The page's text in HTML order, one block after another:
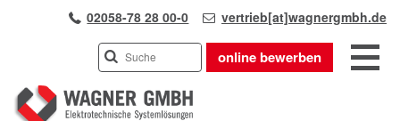
02058-78 28 00-0 vertrieb[at]wagnergmbh.de
online bewerben